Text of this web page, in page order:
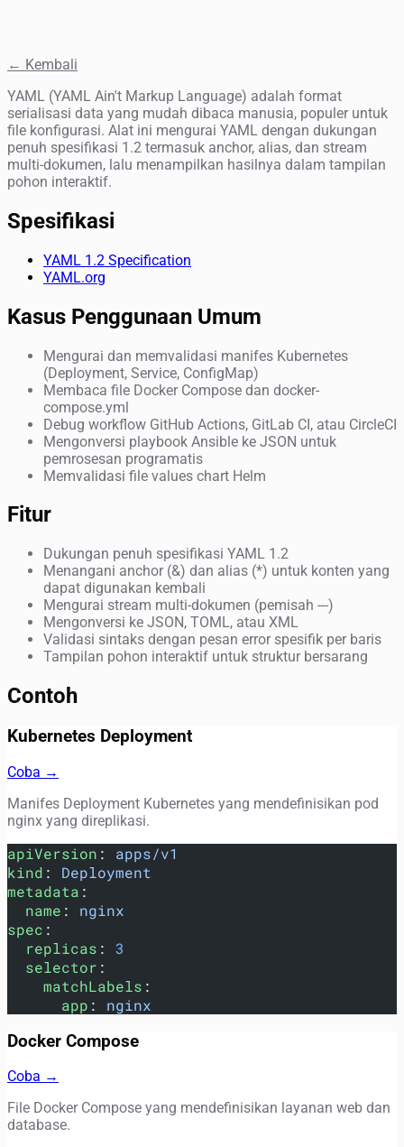
← Kembali
YAML (YAML Ain't Markup Language) adalah format
serialisasi data yang mudah dibaca manusia, populer untuk
file konfigurasi. Alat ini mengurai YAML dengan dukungan
penuh spesifikasi 1.2 termasuk anchor, alias, dan stream
multi-dokumen, lalu menampilkan hasilnya dalam tampilan
pohon interaktif.
Spesifikasi
YAML 1.2 Specification
YAML.org
Kasus Penggunaan Umum
Mengurai dan memvalidasi manifes Kubernetes
(Deployment, Service, ConfigMap)
Membaca file Docker Compose dan docker-
compose.yml
Debug workflow GitHub Actions, GitLab CI, atau CircleCI
Mengonversi playbook Ansible ke JSON untuk
pemrosesan programatis
Memvalidasi file values chart Helm
Fitur
Dukungan penuh spesifikasi YAML 1.2
Menangani anchor (&) dan alias (*) untuk konten yang
dapat digunakan kembali
Mengurai stream multi-dokumen (pemisah ---)
Mengonversi ke JSON, TOML, atau XML
Validasi sintaks dengan pesan error spesifik per baris
Tampilan pohon interaktif untuk struktur bersarang
Contoh
Kubernetes Deployment
Coba →
Manifes Deployment Kubernetes yang mendefinisikan pod
nginx yang direplikasi.
apiVersion : apps/v1
kind : Deployment
metadata :
  name
: nginx
spec :
  replicas
: 3
  selector
:
    matchLabels
:
      app
: nginx
Docker Compose
Coba →
File Docker Compose yang mendefinisikan layanan web dan
database.